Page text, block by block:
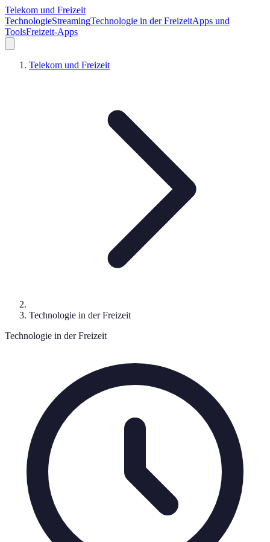
Telekom und Freizeit
TechnologieStreamingTechnologie in der FreizeitApps und
ToolsFreizeit-Apps
Telekom und Freizeit
Technologie in der Freizeit
Technologie in der Freizeit